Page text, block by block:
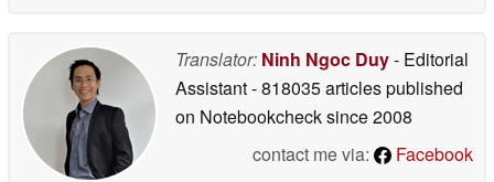
Translator: Ninh Ngoc Duy- Editorial
Assistant- 818035 articles published
on Notebookchecksince 2008
contact me via:
Facebook